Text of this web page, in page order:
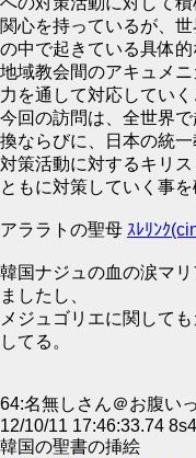
関心を持っているが、
の中で起きている具体的
地域教会間のアキュメ
力を通して対応していく
今回の訪問は、全世界
換ならびに、日本の統
対策活動に対するキリ
ともに対策していく事
アララトの聖母 ｽﾚﾘﾝｸ
韓国ナジュの血の涙マ
ましたし、
メジュゴリエに関して
してる。
64:名無しさん＠お腹いっ
12/10/11 17:46:33.74
韓国の聖書の挿絵